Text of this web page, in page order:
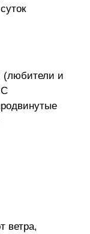
(любители и
ветра,